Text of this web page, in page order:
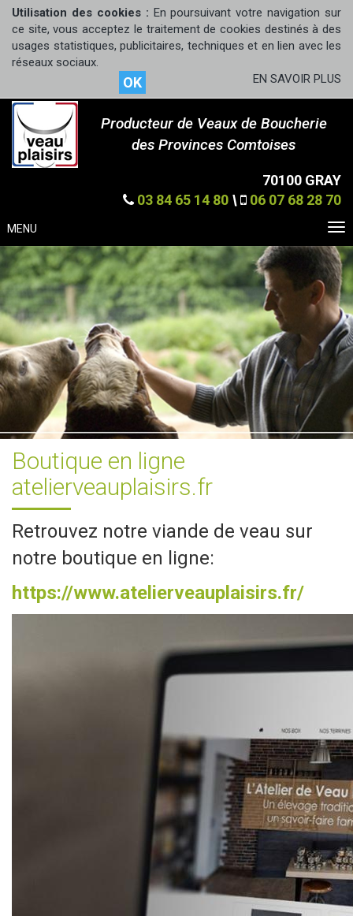
Utilisation des cookies : En poursuivant votre navigation sur
ce site, vous acceptez le traitement de cookies destinés à des
usages statistiques, publicitaires, techniques et en lien avec les
réseaux sociaux.
OK EN SAVOIR PLUS
Producteur de Veaux de Boucherie
des Provinces Comtoises
70100 GRAY
03 84 65 14 80 \ 06 07 68 28 70
MENU
Boutique en ligne
atelierveauplaisirs.fr
Retrouvez notre viande de veau sur
notre boutique en ligne:
https://www.atelierveauplaisirs.fr/